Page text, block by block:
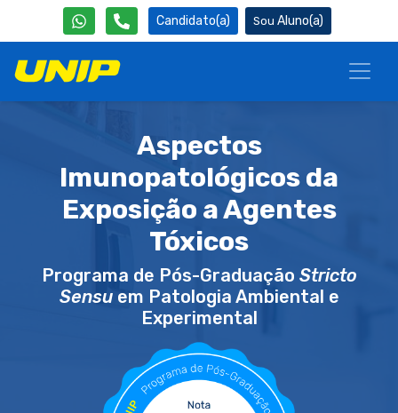
Candidato(a) Aluno(a)
Aspectos
Imunopatológicos da
Exposição a Agentes
Tóxicos
Programa de Pós-Graduação Stricto
Sensuem Patologia Ambiental e
Experimental